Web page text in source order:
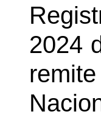
2024